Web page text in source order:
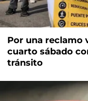
Por una reclamo
cuarto sábado
tránsito